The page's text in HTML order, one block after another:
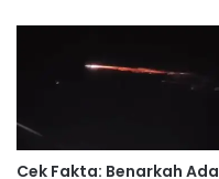
Cek Fakta: Benarkah Ada